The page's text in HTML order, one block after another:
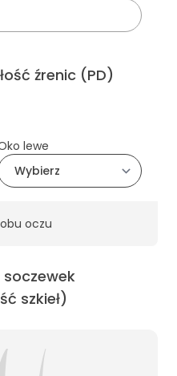
źrenic (PD)
lewe
oczu
soczewek
szkieł)